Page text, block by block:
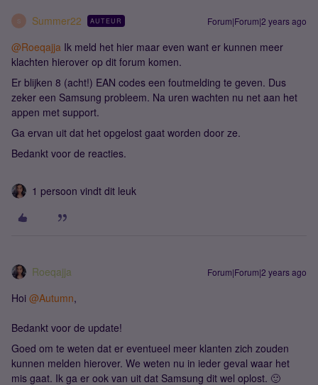
S Summer22 AUTEUR Forum|Forum|2 years ago
@Roeqajja Ik meld het hier maar even want er kunnen meer
klachten hierover op dit forum komen.
Er blijken 8 (acht!) EAN codes een foutmelding te geven. Dus
zeker een Samsung probleem. Na uren wachten nu net aan het
appen met support.
Ga ervan uit dat het opgelost gaat worden door ze.
Bedankt voor de reacties.
1 persoon vindt dit leuk
Roeqajja Forum|Forum|2 years ago
Hoi @Autumn,
Bedankt voor de update!
Goed om te weten dat er eventueel meer klanten zich zouden
kunnen melden hierover. We weten nu in ieder geval waar het
mis gaat. Ik ga er ook van uit dat Samsung dit wel oplost. 🙂